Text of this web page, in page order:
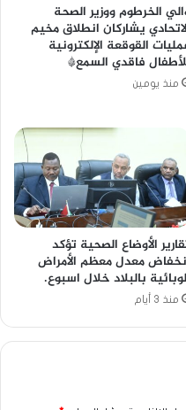
الخرطوم ووزير الصحة
يشاركان انطلاق مخيم
القوقعة الإلكترونية
فاقدي السمع*
منذ يومين
الأوضاع الصحية تؤكد
معدل معظم الأمراض
بالبلاد خلال اسبوع.
منذ 3 أيام